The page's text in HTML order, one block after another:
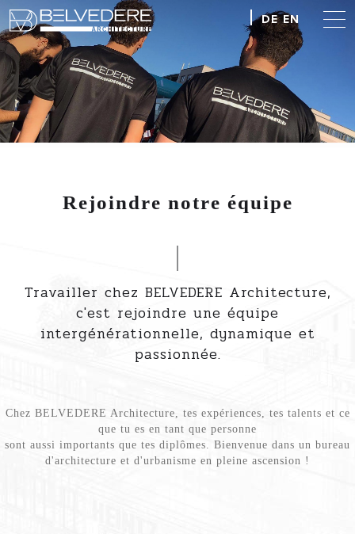
DE EN
Rejoindre notre équipe
Travailler chez BELVEDERE Architecture,
c'est rejoindre une équipe
intergénérationnelle, dynamique et
passionnée.
Chez BELVEDERE Architecture, tes expériences, tes talents et ce
que tu es en tant que personne
sont aussi importants que tes diplômes. Bienvenue dans un bureau
d'architecture et d'urbanisme en pleine ascension !